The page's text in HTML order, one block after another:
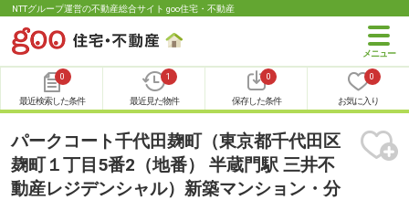
NTTグループ運営の不動産総合サイト goo住宅・不動産
0
最近検索した条件
1
最近見た物件
0
保存した条件
0
お気に入り
パークコート千代田麹町（東京都千代田区
麹町１丁目5番2（地番） 半蔵門駅 三井不
動産レジデンシャル）新築マンション・分